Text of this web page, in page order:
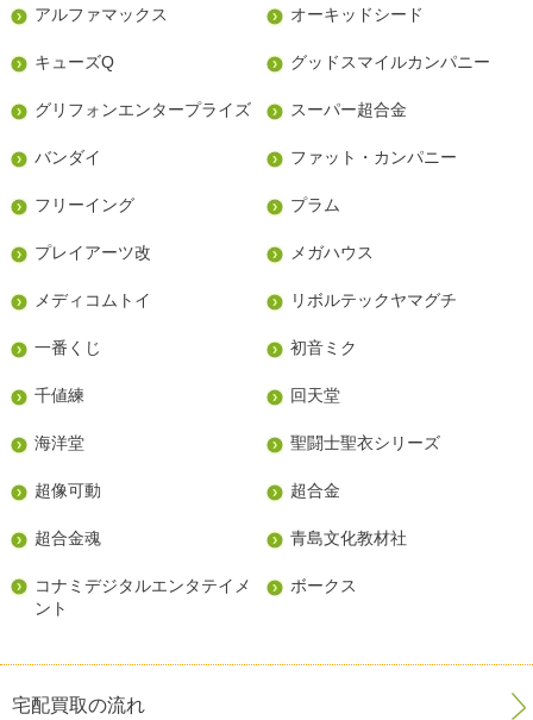
アルファマックス オーキッドシード
キューズQ グッドスマイルカンパニー
グリフォンエンタープライズ スーパー超合金
バンダイ ファット・カンパニー
フリーイング プラム
プレイアーツ改 メガハウス
メディコムトイ リボルテックヤマグチ
一番くじ 初音ミク
千値練 回天堂
海洋堂 聖闘士聖衣シリーズ
超像可動 超合金
超合金魂 青島文化教材社
コナミデジタルエンタテイメ
ント
ボークス
宅配買取の流れ